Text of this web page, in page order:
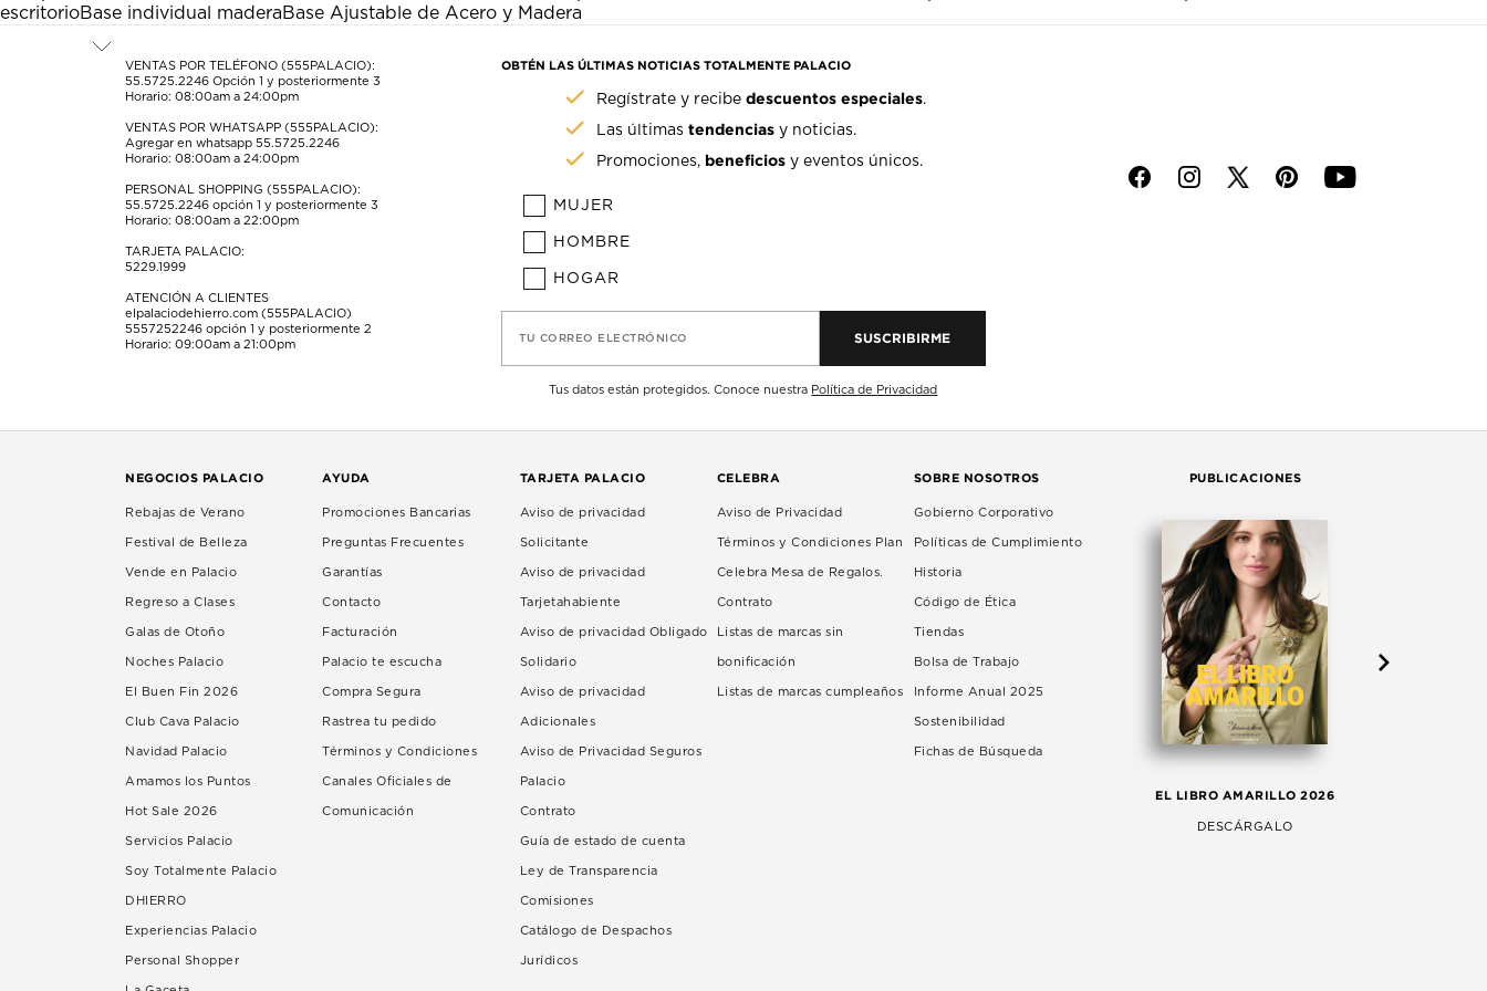
escritorioBase individual maderaBase Ajustable de Acero y Madera
VENTAS POR TELÉFONO (555PALACIO):
55.5725.2246 Opción 1 y posteriormente 3
Horario: 08:00am a 24:00pm
VENTAS POR WHATSAPP (555PALACIO):
Agregar en whatsapp 55.5725.2246
Horario: 08:00am a 24:00pm
PERSONAL SHOPPING (555PALACIO):
55.5725.2246 opción 1 y posteriormente 3
Horario: 08:00am a 22:00pm
TARJETA PALACIO:
5229.1999
ATENCIÓN A CLIENTES
elpalaciodehierro.com (555PALACIO)
5557252246 opción 1 y posteriormente 2
Horario: 09:00am a 21:00pm
OBTÉN LAS ÚLTIMAS NOTICIAS TOTALMENTE PALACIO
Regístrate y recibedescuentos especiales.
Las últimastendencias y noticias.
Promociones, beneficios y eventos únicos.
MUJER
HOMBRE
HOGAR
TU CORREO ELECTRÓNICO SUSCRIBIRME
Tus datos están protegidos. Conoce nuestra Política de Privacidad
f i p y
NEGOCIOS PALACIO
Rebajas de Verano
Festival de Belleza
Vende en Palacio
Regreso a Clases
Galas de Otoño
Noches Palacio
El Buen Fin 2026
Club Cava Palacio
Navidad Palacio
Amamos los Puntos
Hot Sale 2026
Servicios Palacio
Soy Totalmente Palacio
DHIERRO
Experiencias Palacio
Personal Shopper
AYUDA
Promociones Bancarias
Preguntas Frecuentes
Garantías
Contacto
Facturación
Palacio te escucha
Compra Segura
Rastrea tu pedido
Términos y Condiciones
Canales Oficiales de
Comunicación
TARJETA PALACIO
Aviso de privacidad
Solicitante
Aviso de privacidad
Tarjetahabiente
Aviso de privacidad Obligado
Solidario
Aviso de privacidad
Adicionales
Aviso de Privacidad Seguros
Palacio
Contrato
Guía de estado de cuenta
Ley de Transparencia
Comisiones
Catálogo de Despachos
Jurídicos
CELEBRA
Aviso de Privacidad
Términos y Condiciones Plan
Celebra Mesa de Regalos.
Contrato
Listas de marcas sin
bonificación
Listas de marcas cumpleaños
SOBRE NOSOTROS
Gobierno Corporativo
Políticas de Cumplimiento
Historia
Código de Ética
Tiendas
Bolsa de Trabajo
Informe Anual 2025
Sostenibilidad
Fichas de Búsqueda
PUBLICACIONES
EL LIBRO AMARILLO 2026
DESCÁRGALO